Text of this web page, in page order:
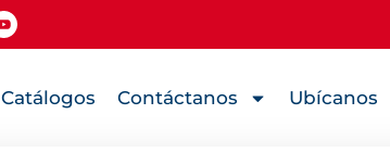
Catálogos Contáctanos Ubícanos